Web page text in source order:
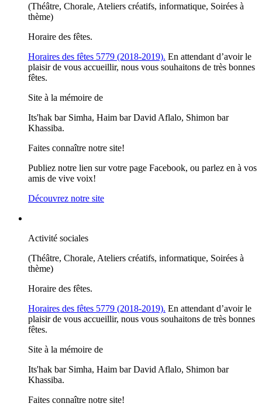
(Théâtre, Chorale, Ateliers créatifs, informatique, Soirées à
thème)
Horaire des fêtes.
Horaires des fêtes 5779 (2018-2019). En attendant d’avoir le
plaisir de vous accueillir, nous vous souhaitons de très bonnes
fêtes.
Site à la mémoire de
Its'hak bar Simha, Haim bar David Aflalo, Shimon bar
Khassiba.
Faites connaître notre site!
Publiez notre lien sur votre page Facebook, ou parlez en à vos
amis de vive voix!
Découvrez notre site
Activité sociales
(Théâtre, Chorale, Ateliers créatifs, informatique, Soirées à
thème)
Horaire des fêtes.
Horaires des fêtes 5779 (2018-2019). En attendant d’avoir le
plaisir de vous accueillir, nous vous souhaitons de très bonnes
fêtes.
Site à la mémoire de
Its'hak bar Simha, Haim bar David Aflalo, Shimon bar
Khassiba.
Faites connaître notre site!